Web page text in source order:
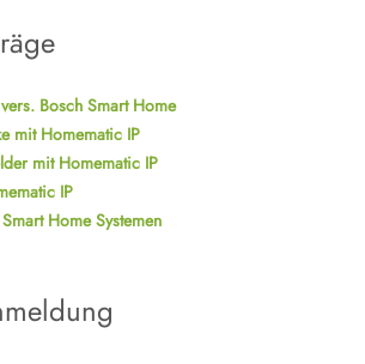
Bosch Smart Home
mit Homematic IP
mit Homematic IP
IP
Home Systemen